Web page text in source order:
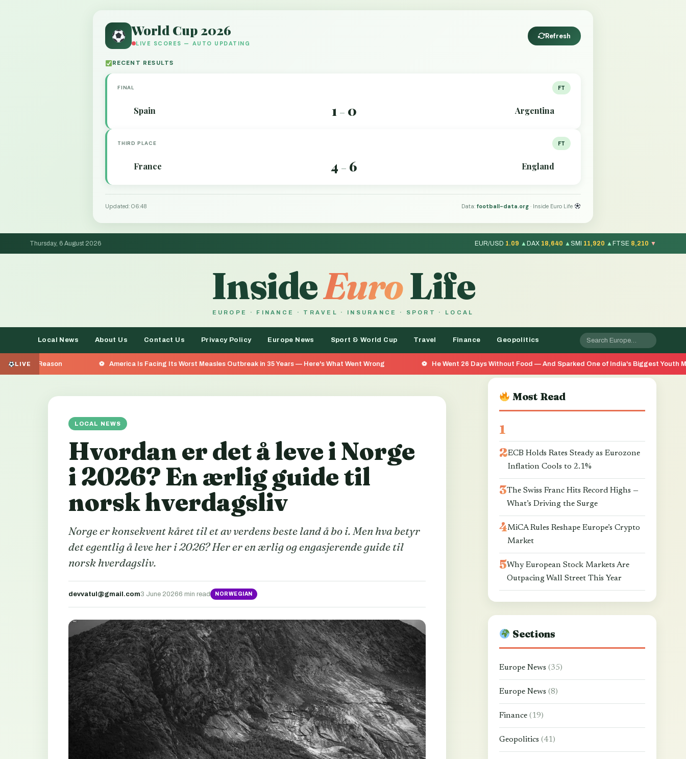
World Cup 2026
LIVE SCORES — AUTO UPDATING
Refresh
RECENT RESULTS
FINAL FT
Spain 1 – 0 Argentina
THIRD PLACE FT
France 4 – 6 England
Updated: 06:48 Data:football-data.org · Inside Euro Life
Thursday, 6 August 2026 EUR/USD 1.09 ▲ DAX 18,640 ▲ SMI 11,920 ▲ FTSE 8,210 ▼
InsideEuroLife
EUROPE · FINANCE · TRAVEL · INSURANCE · SPORT · LOCAL
Local News About Us Contact Us Privacy Policy Europe News Sport & World Cup Travel Finance Geopolitics
LIVE America Is Facing Its Worst Measles Outbreak in 35 Years — Here's What Went Wrong He Went 26 Days Without Food — And Sparked One of India's Biggest Youth Movements in Years
LOCAL NEWS
Hvordan er det å leve i Norge
i 2026? En ærlig guide til
norsk hverdagsliv
Norge er konsekvent kåret til et av verdens beste land å bo i. Men hva betyr
det egentlig å leve her i 2026? Her er en ærlig og engasjerende guide til
norsk hverdagsliv.
devvatul@gmail.com3 June 20266 min read NORWEGIAN
Most Read
ECB Holds Rates Steady as Eurozone
Inflation Cools to 2.1%
The Swiss Franc Hits Record Highs —
What’s Driving the Surge
MiCA Rules Reshape Europe’s Crypto
Market
Why European Stock Markets Are
Outpacing Wall Street This Year
Sections
Europe News (35)
Europe News (8)
Finance (19)
Geopolitics (41)